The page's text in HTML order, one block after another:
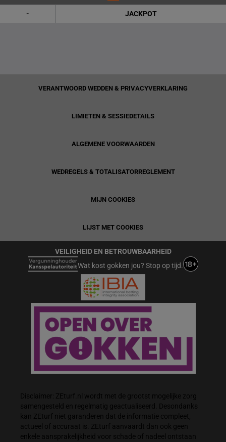
- JACKPOT
VERANTWOORD WEDDEN & PRIVACYVERKLARING
LIMIETEN & SESSIEDETAILS
ALGEMENE VOORWAARDEN
WEDREGELS & TOTALISATORREGLEMENT
MIJN COOKIES
LIJST MET COOKIES
VEILIGHEID EN BETROUWBAARHEID
Wat kost gokken jou? Stop op tijd.
Disclaimer: ZEturf.nl wordt met de grootst mogelijke zorg
samengesteld en regelmatig geactualiseerd. Desondanks
kan ZEturf niet garanderen dat de informatie compleet,
actueel of accuraat is. ZEturf aanvaardt dan ook geen
enkele aansprakelijkheid voor schade of nadeel ontstaan